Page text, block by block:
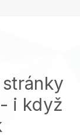
i když